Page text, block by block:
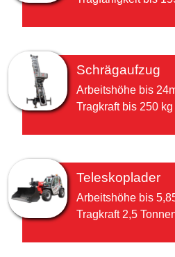
Schrägaufzug
Arbeitshöhe bis
Tragkraft bis 250 kg
Teleskoplader
Arbeitshöhe bis
Tragkraft 2,5